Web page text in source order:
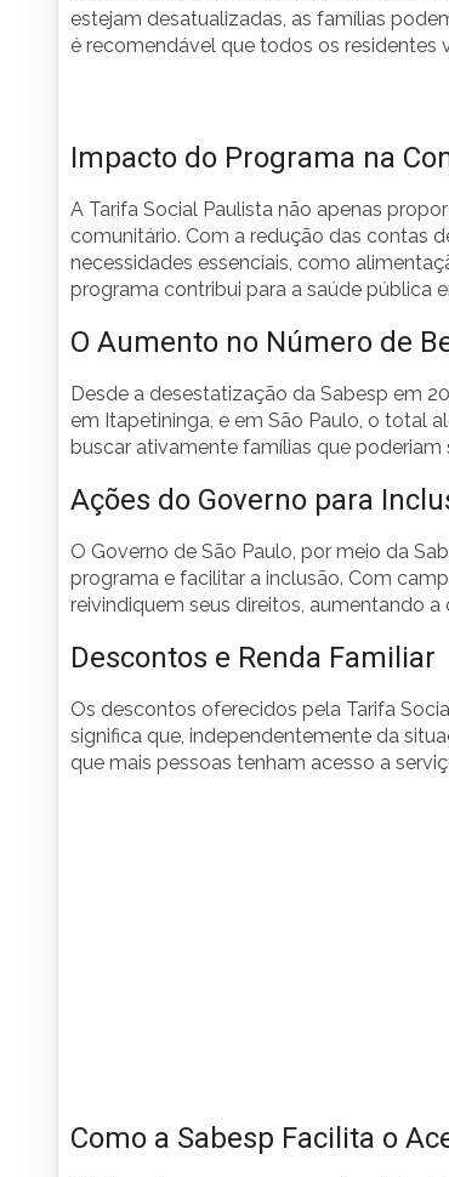
estejam desatualizadas, as famílias
é recomendável que todos os residentes
Impacto do Programa na
A Tarifa Social Paulista não apenas
comunitário. Com a redução das contas
necessidades essenciais, como
programa contribui para a saúde pública
O Aumento no Número de
Desde a desestatização da Sabesp em
em Itapetininga, e em São Paulo, o total
buscar ativamente famílias que
Ações do Governo para
O Governo de São Paulo, por meio da
programa e facilitar a inclusão. Com
reivindiquem seus direitos, aumentando
Descontos e Renda Familiar
Os descontos oferecidos pela Tarifa
significa que, independentemente da
que mais pessoas tenham acesso a
Como a Sabesp Facilita o